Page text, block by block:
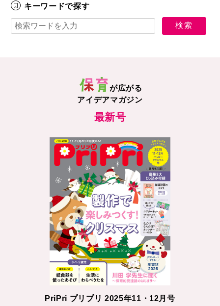
キーワードで探す
が広がる
アイデアマガジン
最新号
PriPri プリプリ 2025年11・12月号